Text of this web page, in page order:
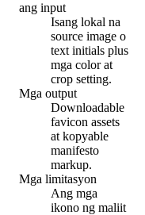
ang input
Isang lokal na
source image o
text initials plus
mga color at
crop setting.
Mga output
Downloadable
favicon assets
at kopyable
manifesto
markup.
Mga limitasyon
Ang mga
ikono ng maliit